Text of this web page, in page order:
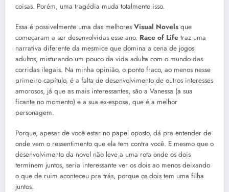
coisas. Porém, uma tragédia muda totalmente isso.
Essa é possivelmente uma das melhores Visual Novels que
começaram a ser desenvolvidas esse ano. Race of Life traz uma
narrativa diferente da mesmice que domina a cena de jogos
adultos, misturando um pouco da vida adulta com o mundo das
corridas ilegais. Na minha opinião, o ponto fraco, ao menos nesse
primeiro capítulo, é a falta de desenvolvimento de outros interesses
amorosos, já que as mais interessantes, são a Vanessa (a sua
ficante no momento) e a sua ex-esposa, que é a melhor
personagem.
Porque, apesar de você estar no papel oposto, dá pra entender de
onde vem o ressentimento que ela tem contra você. E mesmo que o
desenvolvimento da novel não leve a uma rota onde os dois
terminem juntos, seria interessante ver os dois ao menos deixando
o que de ruim aconteceu pra trás, porque os dois tem uma filha
juntos.